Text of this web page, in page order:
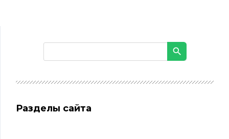
Разделы сайта